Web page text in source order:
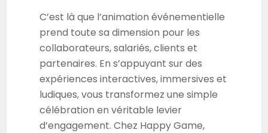
C’est là que l’animation événementielle
prend toute sa dimension pour les
collaborateurs, salariés, clients et
partenaires. En s’appuyant sur des
expériences interactives, immersives et
ludiques, vous transformez une simple
célébration en véritable levier
d’engagement. Chez Happy Game,